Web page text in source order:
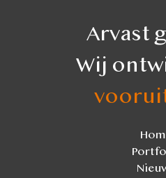
Arvast
Wij